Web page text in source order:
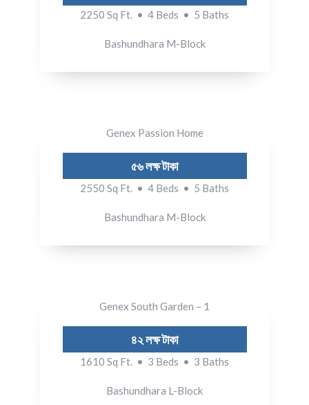
2250 Sq Ft. • 4 Beds • 5 Baths
Bashundhara M-Block
Genex Passion Home
৫৬ লক্ষ টাকা
2550 Sq Ft. • 4 Beds • 5 Baths
Bashundhara M-Block
Genex South Garden – 1
৪২ লক্ষ টাকা
1610 Sq Ft. • 3 Beds • 3 Baths
Bashundhara L-Block